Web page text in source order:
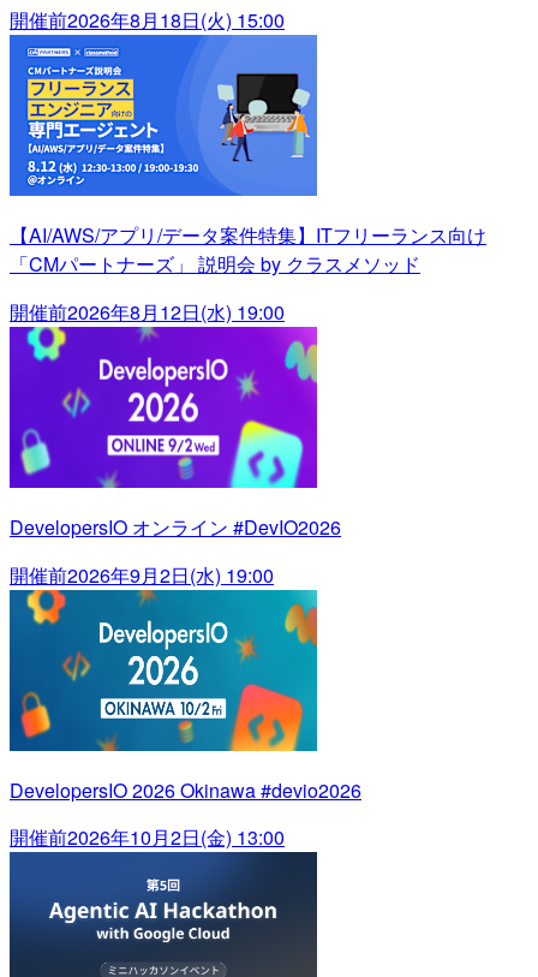
開催前2026年8月18日(火) 15:00
【AI/AWS/アプリ/データ案件特集】ITフリーランス向け
「CMパートナーズ」 説明会 by クラスメソッド
開催前2026年8月12日(水) 19:00
DevelopersIO オンライン #DevIO2026
開催前2026年9月2日(水) 19:00
DevelopersIO 2026 Okinawa #devio2026
開催前2026年10月2日(金) 13:00